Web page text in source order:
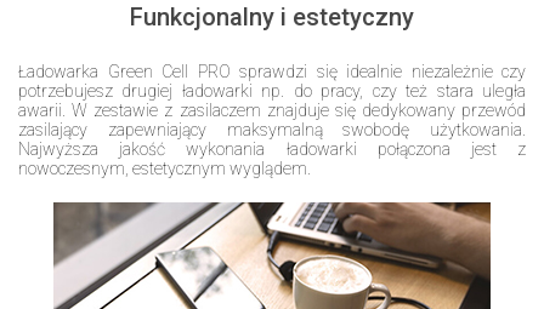
Funkcjonalny i estetyczny
Ładowarka Green Cell PRO sprawdzi się idealnie niezależnie czy
potrzebujesz drugiej ładowarki np. do pracy, czy też stara uległa
awarii. W zestawie z zasilaczem znajduje się dedykowany przewód
zasilający zapewniający maksymalną swobodę użytkowania.
Najwyższa jakość wykonania ładowarki połączona jest z
nowoczesnym, estetycznym wyglądem.